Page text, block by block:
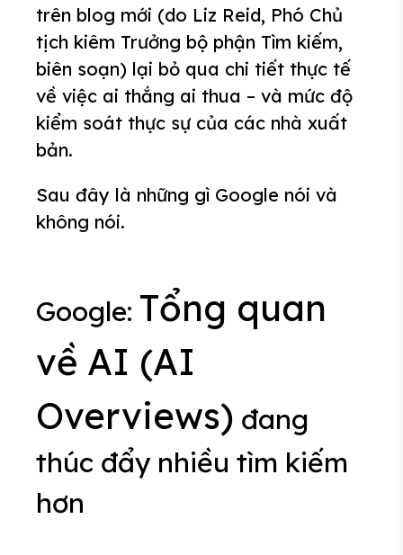
trên blog mới (do Liz Reid, Phó Chủ
tịch kiêm Trưởng bộ phận Tìm kiếm,
biên soạn) lại bỏ qua chi tiết thực tế
về việc ai thắng ai thua – và mức độ
kiểm soát thực sự của các nhà xuất
bản.
Sau đây là những gì Google nói và
không nói.
Google: Tổng quan
về AI (AI
Overviews) đang
thúc đẩy nhiều tìm kiếm
hơn